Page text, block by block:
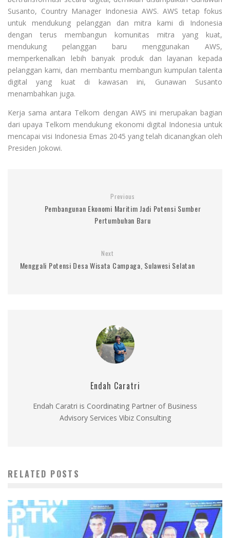
Susanto, Country Manager Indonesia AWS. AWS tetap fokus
untuk mendukung pelanggan dan mitra kami di Indonesia
dengan terus membangun komunitas mitra yang kuat,
mendukung pelanggan baru menggunakan AWS,
memperkenalkan lebih banyak produk dan layanan kepada
pelanggan kami, dan membantu membangun kumpulan talenta
digital yang kuat di kawasan ini, Gunawan Susanto
menambahkan juga.
Kerja sama antara Telkom dengan AWS ini merupakan bagian
dari upaya Telkom mendukung ekonomi digital Indonesia untuk
mencapai visi Indonesia Emas 2045 yang telah dicanangkan oleh
Presiden Jokowi.
Previous
Pembangunan Ekonomi Maritim Jadi Potensi Sumber
Pertumbuhan Baru
Next
Menggali Potensi Desa Wisata Campaga, Sulawesi Selatan
Endah Caratri
Endah Caratri is Coordinating Partner of Business
Advisory Services Vibiz Consulting
RELATED POSTS